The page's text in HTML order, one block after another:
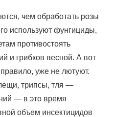
чем обработать розы
используют фунгициды,
противостоять
и грибков весной. А вот
уже не лютуют.
трипсы, тля —
— в это время
объем инсектицидов